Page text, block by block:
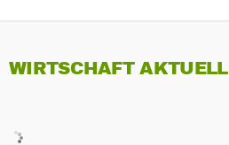
WIRTSCHAFT AKTUELL